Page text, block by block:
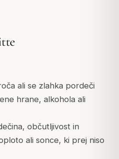
ali se zlahka pordeči
hrane, alkohola ali
občutljivost in
ali sonce, ki prej niso